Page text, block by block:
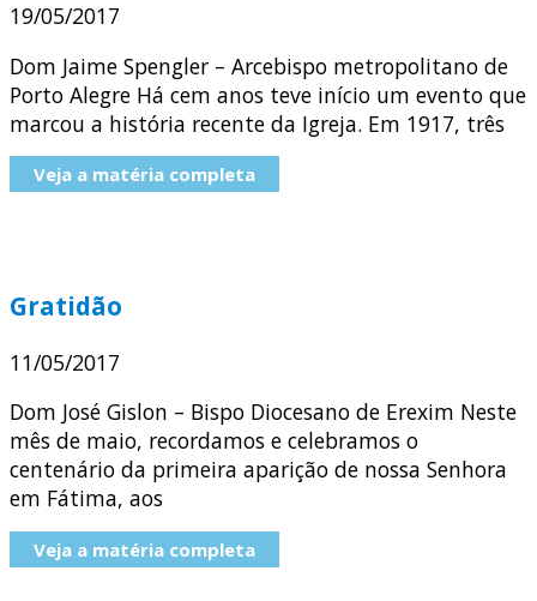
19/05/2017
Dom Jaime Spengler – Arcebispo metropolitano de
Porto Alegre Há cem anos teve início um evento que
marcou a história recente da Igreja. Em 1917, três
Veja a matéria completa
Gratidão
11/05/2017
Dom José Gislon – Bispo Diocesano de Erexim Neste
mês de maio, recordamos e celebramos o
centenário da primeira aparição de nossa Senhora
em Fátima, aos
Veja a matéria completa